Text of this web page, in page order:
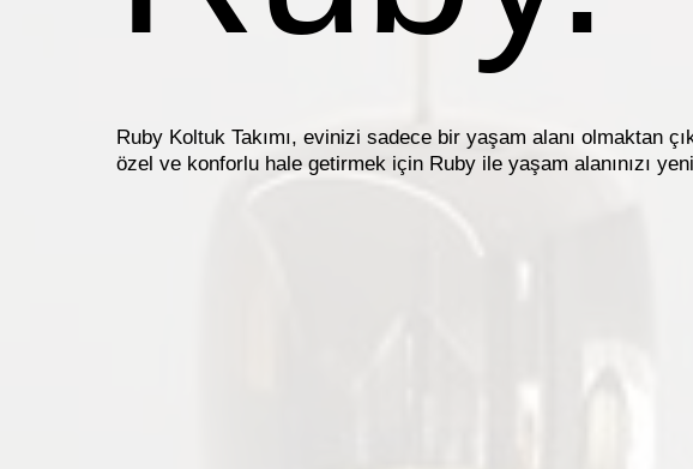
Ruby Koltuk Takımı, evinizi sadece bir yaşam alanı olmaktan
özel ve konforlu hale getirmek için Ruby ile yaşam alanınızı